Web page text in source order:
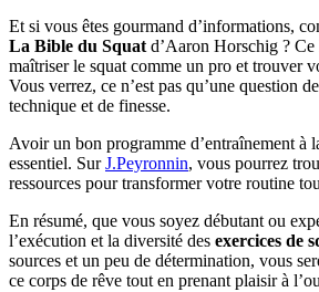
Et si vous êtes gourmand d’informations,
La Bible du Squat d’Aaron Horschig ? Ce
maîtriser le squat comme un pro et trouver
Vous verrez, ce n’est pas qu’une question
technique et de finesse.
Avoir un bon programme d’entraînement à
essentiel. SurJ.Peyronnin, vous pourrez
ressources pour transformer votre routine
En résumé, que vous soyez débutant ou
l’exécution et la diversité des exercices de
sources et un peu de détermination, vous
ce corps de rêve tout en prenant plaisir à